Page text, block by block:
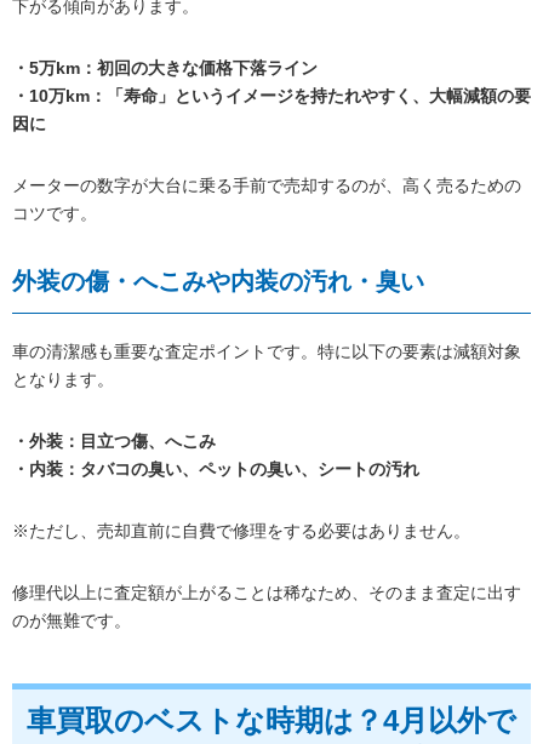
下がる傾向があります。
・5万km：初回の大きな価格下落ライン
・10万km：「寿命」というイメージを持たれやすく、大幅減額の要
因に
メーターの数字が大台に乗る手前で売却するのが、高く売るための
コツです。
外装の傷・へこみや内装の汚れ・臭い
車の清潔感も重要な査定ポイントです。特に以下の要素は減額対象
となります。
・外装：目立つ傷、へこみ
・内装：タバコの臭い、ペットの臭い、シートの汚れ
※ただし、売却直前に自費で修理をする必要はありません。
修理代以上に査定額が上がることは稀なため、そのまま査定に出す
のが無難です。
車買取のベストな時期は？4月以外で